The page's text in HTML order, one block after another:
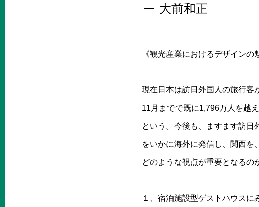
大前和正
《観光産業におけるデザインの
現在日本は訪日外国人の旅行客
11月までで既に1,796万人を越
という。今後も、ますます訪
をいかに海外に発信し、関西を
どのような視点が重要となるの
１、宿泊施設型ゲストハウスに